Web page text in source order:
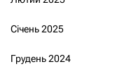
Січень 2025
Грудень 2024